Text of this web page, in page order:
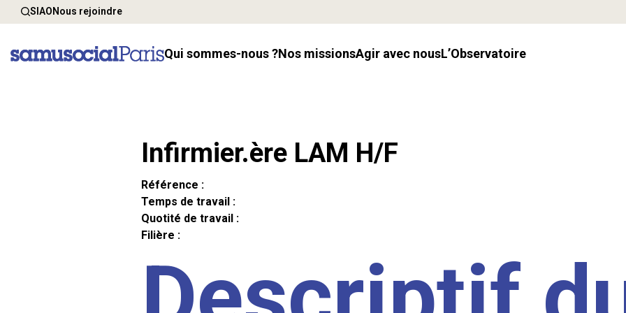
SIAONous rejoindre
Qui sommes-nous ? Nos missions Agir avec nous l’Observatoire
Infirmier.ère LAM H/F
Référence :
Temps de travail :
Quotité de travail :
Filière :